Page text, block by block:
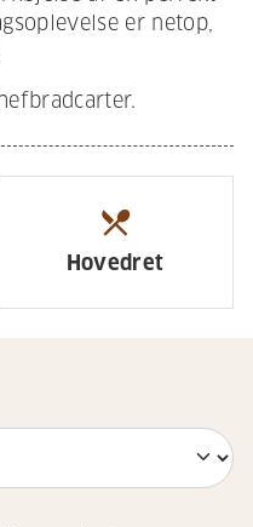
er netop,
restaurant_menu
Hovedret